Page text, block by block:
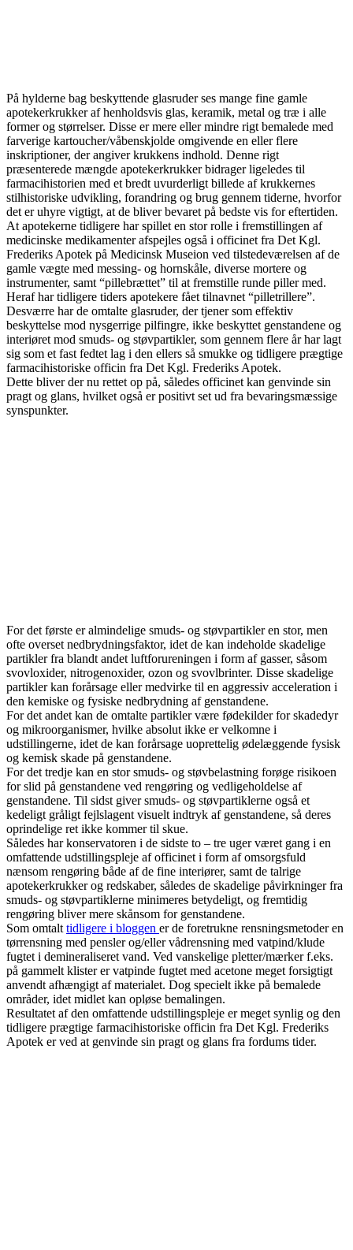
På hylderne bag beskyttende glasruder ses mange fine gamle
apotekerkrukker af henholdsvis glas, keramik, metal og træ i alle
former og størrelser. Disse er mere eller mindre rigt bemalede med
farverige kartoucher/våbenskjolde omgivende en eller flere
inskriptioner, der angiver krukkens indhold. Denne rigt
præsenterede mængde apotekerkrukker bidrager ligeledes til
farmacihistorien med et bredt uvurderligt billede af krukkernes
stilhistoriske udvikling, forandring og brug gennem tiderne, hvorfor
det er uhyre vigtigt, at de bliver bevaret på bedste vis for eftertiden.
At apotekerne tidligere har spillet en stor rolle i fremstillingen af
medicinske medikamenter afspejles også i officinet fra Det Kgl.
Frederiks Apotek på Medicinsk Museion ved tilstedeværelsen af de
gamle vægte med messing- og hornskåle, diverse mortere og
instrumenter, samt “pillebrættet” til at fremstille runde piller med.
Heraf har tidligere tiders apotekere fået tilnavnet “pilletrillere”.
Desværre har de omtalte glasruder, der tjener som effektiv
beskyttelse mod nysgerrige pilfingre, ikke beskyttet genstandene og
interiøret mod smuds- og støvpartikler, som gennem flere år har lagt
sig som et fast fedtet lag i den ellers så smukke og tidligere prægtige
farmacihistoriske officin fra Det Kgl. Frederiks Apotek.
Dette bliver der nu rettet op på, således officinet kan genvinde sin
pragt og glans, hvilket også er positivt set ud fra bevaringsmæssige
synspunkter.
For det første er almindelige smuds- og støvpartikler en stor, men
ofte overset nedbrydningsfaktor, idet de kan indeholde skadelige
partikler fra blandt andet luftforureningen i form af gasser, såsom
svovloxider, nitrogenoxider, ozon og svovlbrinter. Disse skadelige
partikler kan forårsage eller medvirke til en aggressiv acceleration i
den kemiske og fysiske nedbrydning af genstandene.
For det andet kan de omtalte partikler være fødekilder for skadedyr
og mikroorganismer, hvilke absolut ikke er velkomne i
udstillingerne, idet de kan forårsage uoprettelig ødelæggende fysisk
og kemisk skade på genstandene.
For det tredje kan en stor smuds- og støvbelastning forøge risikoen
for slid på genstandene ved rengøring og vedligeholdelse af
genstandene. Til sidst giver smuds- og støvpartiklerne også et
kedeligt gråligt fejlslagent visuelt indtryk af genstandene, så deres
oprindelige ret ikke kommer til skue.
Således har konservatoren i de sidste to – tre uger været gang i en
omfattende udstillingspleje af officinet i form af omsorgsfuld
nænsom rengøring både af de fine interiører, samt de talrige
apotekerkrukker og redskaber, således de skadelige påvirkninger fra
smuds- og støvpartiklerne minimeres betydeligt, og fremtidig
rengøring bliver mere skånsom for genstandene.
Som omtalt tidligere i bloggen er de foretrukne rensningsmetoder en
tørrensning med pensler og/eller vådrensning med vatpind/klude
fugtet i demineraliseret vand. Ved vanskelige pletter/mærker f.eks.
på gammelt klister er vatpinde fugtet med acetone meget forsigtigt
anvendt afhængigt af materialet. Dog specielt ikke på bemalede
områder, idet midlet kan opløse bemalingen.
Resultatet af den omfattende udstillingspleje er meget synlig og den
tidligere prægtige farmacihistoriske officin fra Det Kgl. Frederiks
Apotek er ved at genvinde sin pragt og glans fra fordums tider.